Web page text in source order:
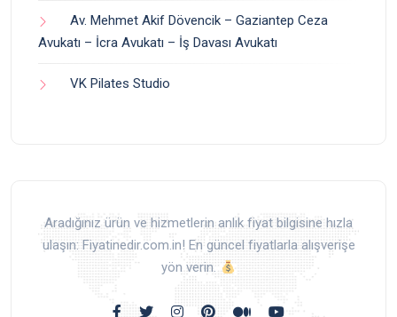
Av. Mehmet Akif Dövencik – Gaziantep Ceza
Avukatı – İcra Avukatı – İş Davası Avukatı
VK Pilates Studio
Aradığınız ürün ve hizmetlerin anlık fiyat bilgisine hızla
ulaşın: Fiyatinedir.com.in! En güncel fiyatlarla alışverişe
yön verin.